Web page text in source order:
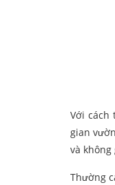
Với cách
gian
và
Thường